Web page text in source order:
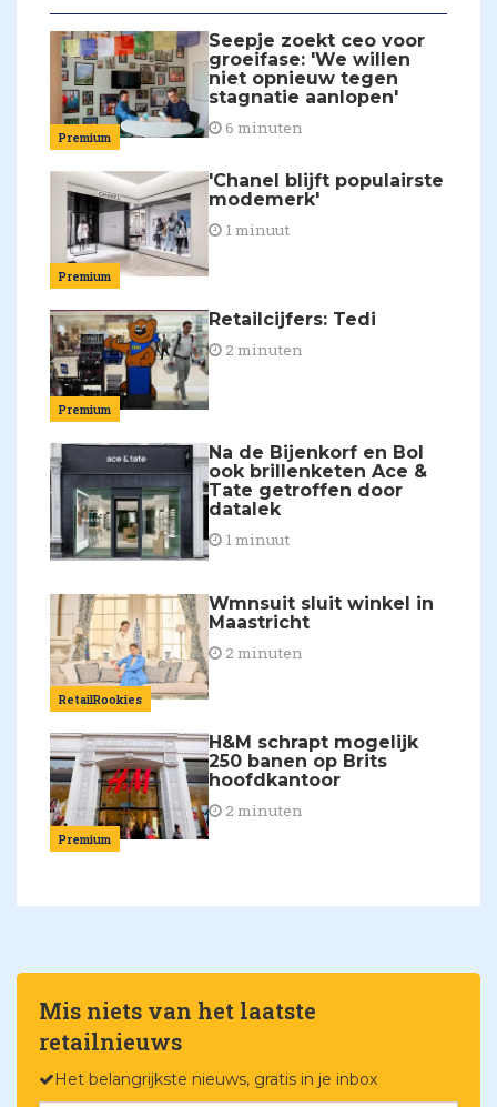
Premium
Seepje zoekt ceo voor
groeifase: 'We willen
niet opnieuw tegen
stagnatie aanlopen'
6 minuten
Premium
'Chanel blijft populairste
modemerk'
1 minuut
Premium
Retailcijfers: Tedi
2 minuten
Na de Bijenkorf en Bol
ook brillenketen Ace &
Tate getroffen door
datalek
1 minuut
RetailRookies
Wmnsuit sluit winkel in
Maastricht
2 minuten
Premium
H&M schrapt mogelijk
250 banen op Brits
hoofdkantoor
2 minuten
Mis niets van het laatste
retailnieuws
Het belangrijkste nieuws, gratis in je inbox